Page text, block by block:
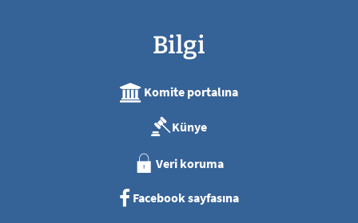
Bilgi
Komite portalına
Künye
Veri koruma
Facebook sayfasına